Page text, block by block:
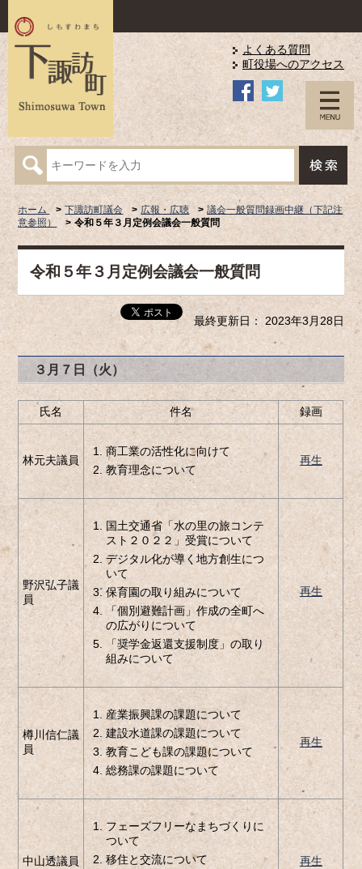
よくある質問
町役場へのアクセス
ホーム 下諏訪町議会 広報・広聴
議会一般質問録画中継（下記注
意参照）
令和５年３月定例会議会一般質問
令和５年３月定例会議会一般質問
最終更新日： 2023年3月28日
３月７日（火）
氏名 件名 録画
林元夫議員
商工業の活性化に向けて
教育理念について
再生
野沢弘子議
員
国土交通省「水の里の旅コンテ
スト２０２２」受賞について
デジタル化が導く地方創生につ
いて
保育園の取り組みについて
「個別避難計画」作成の全町へ
の広がりについて
「奨学金返還支援制度」の取り
組みについて
再生
樽川信仁議
員
産業振興課の課題について
建設水道課の課題について
教育こども課の課題について
総務課の課題について
再生
中山透議員
フェーズフリーなまちづくりに
ついて
移住と交流について
再生